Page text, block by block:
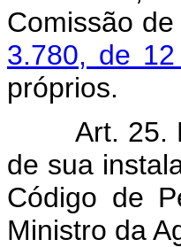
Comissão
3.780, de
próprios.
Art. 25.
de sua
Código de
Ministro da